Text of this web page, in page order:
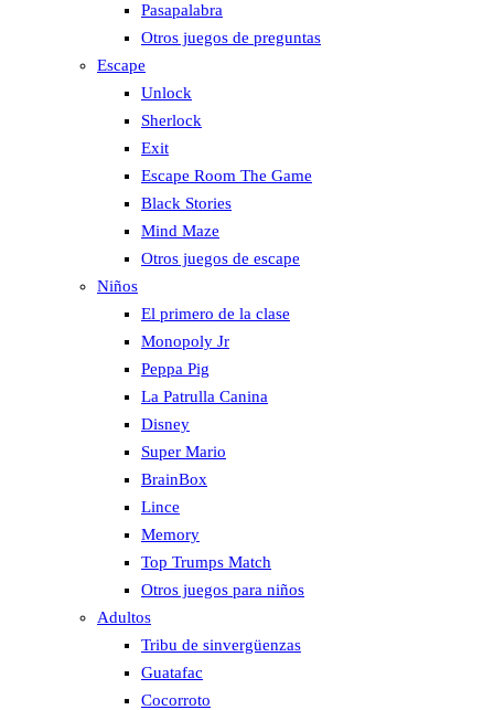
Pasapalabra
Otros juegos de preguntas
Escape
Unlock
Sherlock
Exit
Escape Room The Game
Black Stories
Mind Maze
Otros juegos de escape
Niños
El primero de la clase
Monopoly Jr
Peppa Pig
La Patrulla Canina
Disney
Super Mario
BrainBox
Lince
Memory
Top Trumps Match
Otros juegos para niños
Adultos
Tribu de sinvergüenzas
Guatafac
Cocorroto